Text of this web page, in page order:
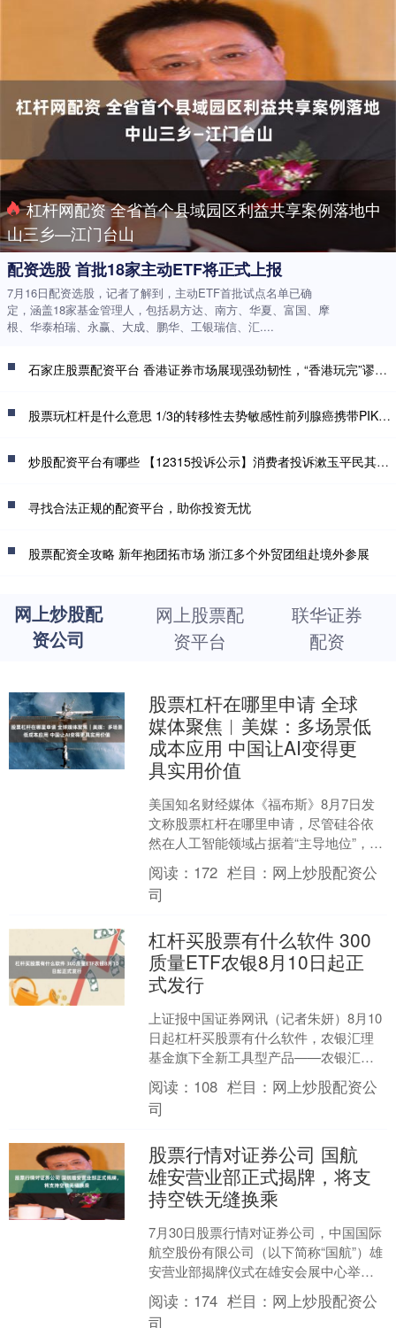
杠杆网配资 全省首个县域园区利益共享案例落地中
山三乡—江门台山
配资选股 首批18家主动ETF将正式上报
7月16日配资选股，记者了解到，主动ETF首批试点名单已确
定，涵盖18家基金管理人，包括易方达、南方、华夏、富国、摩
根、华泰柏瑞、永赢、大成、鹏华、工银瑞信、汇....
石家庄股票配资平台 香港证券市场展现强劲韧性，“香港玩完”谬论不攻自破
股票玩杠杆是什么意思 1/3的转移性去势敏感性前列腺癌携带PIK3/Akt/mTOR通路变异，且与预后较差相关
炒股配资平台有哪些 【12315投诉公示】消费者投诉漱玉平民其他投诉问题
寻找合法正规的配资平台，助你投资无忧
股票配资全攻略 新年抱团拓市场 浙江多个外贸团组赴境外参展
网上炒股配
资公司
网上股票配
资平台
联华证券
配资
股票杠杆在哪里申请 全球
媒体聚焦︱美媒：多场景低
成本应用 中国让AI变得更
具实用价值
美国知名财经媒体《福布斯》8月7日发
文称股票杠杆在哪里申请，尽管硅谷依
然在人工智能领域占据着“主导地位”，但
中国或许正在参与一场截然不同的竞
赛。中国的优势未必是....
阅读： 172 栏目： 网上炒股配资公
司
杠杆买股票有什么软件 300
质量ETF农银8月10日起正
式发行
上证报中国证券网讯（记者朱妍）8月10
日起杠杆买股票有什么软件，农银汇理
基金旗下全新工具型产品——农银汇理
沪深300质量交易型开放式指数证券投资
基金正式发行，在....
阅读： 108 栏目： 网上炒股配资公
司
股票行情对证券公司 国航
雄安营业部正式揭牌，将支
持空铁无缝换乘
7月30日股票行情对证券公司，中国国际
航空股份有限公司（以下简称“国航”）雄
安营业部揭牌仪式在雄安会展中心举
行。 国航相关负责人表示，雄安营业部
将作为国航扎根雄....
阅读： 174 栏目： 网上炒股配资公
司